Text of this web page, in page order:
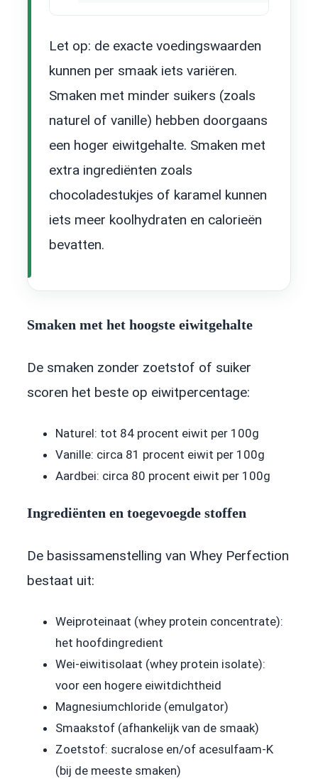
Let op: de exacte voedingswaarden
kunnen per smaak iets variëren.
Smaken met minder suikers (zoals
naturel of vanille) hebben doorgaans
een hoger eiwitgehalte. Smaken met
extra ingrediënten zoals
chocoladestukjes of karamel kunnen
iets meer koolhydraten en calorieën
bevatten.
Smaken met het hoogste eiwitgehalte
De smaken zonder zoetstof of suiker
scoren het beste op eiwitpercentage:
Naturel: tot 84 procent eiwit per 100g
Vanille: circa 81 procent eiwit per 100g
Aardbei: circa 80 procent eiwit per 100g
Ingrediënten en toegevoegde stoffen
De basissamenstelling van Whey Perfection
bestaat uit:
Weiproteinaat (whey protein concentrate):
het hoofdingredient
Wei-eiwitisolaat (whey protein isolate):
voor een hogere eiwitdichtheid
Magnesiumchloride (emulgator)
Smaakstof (afhankelijk van de smaak)
Zoetstof: sucralose en/of acesulfaam-K
(bij de meeste smaken)